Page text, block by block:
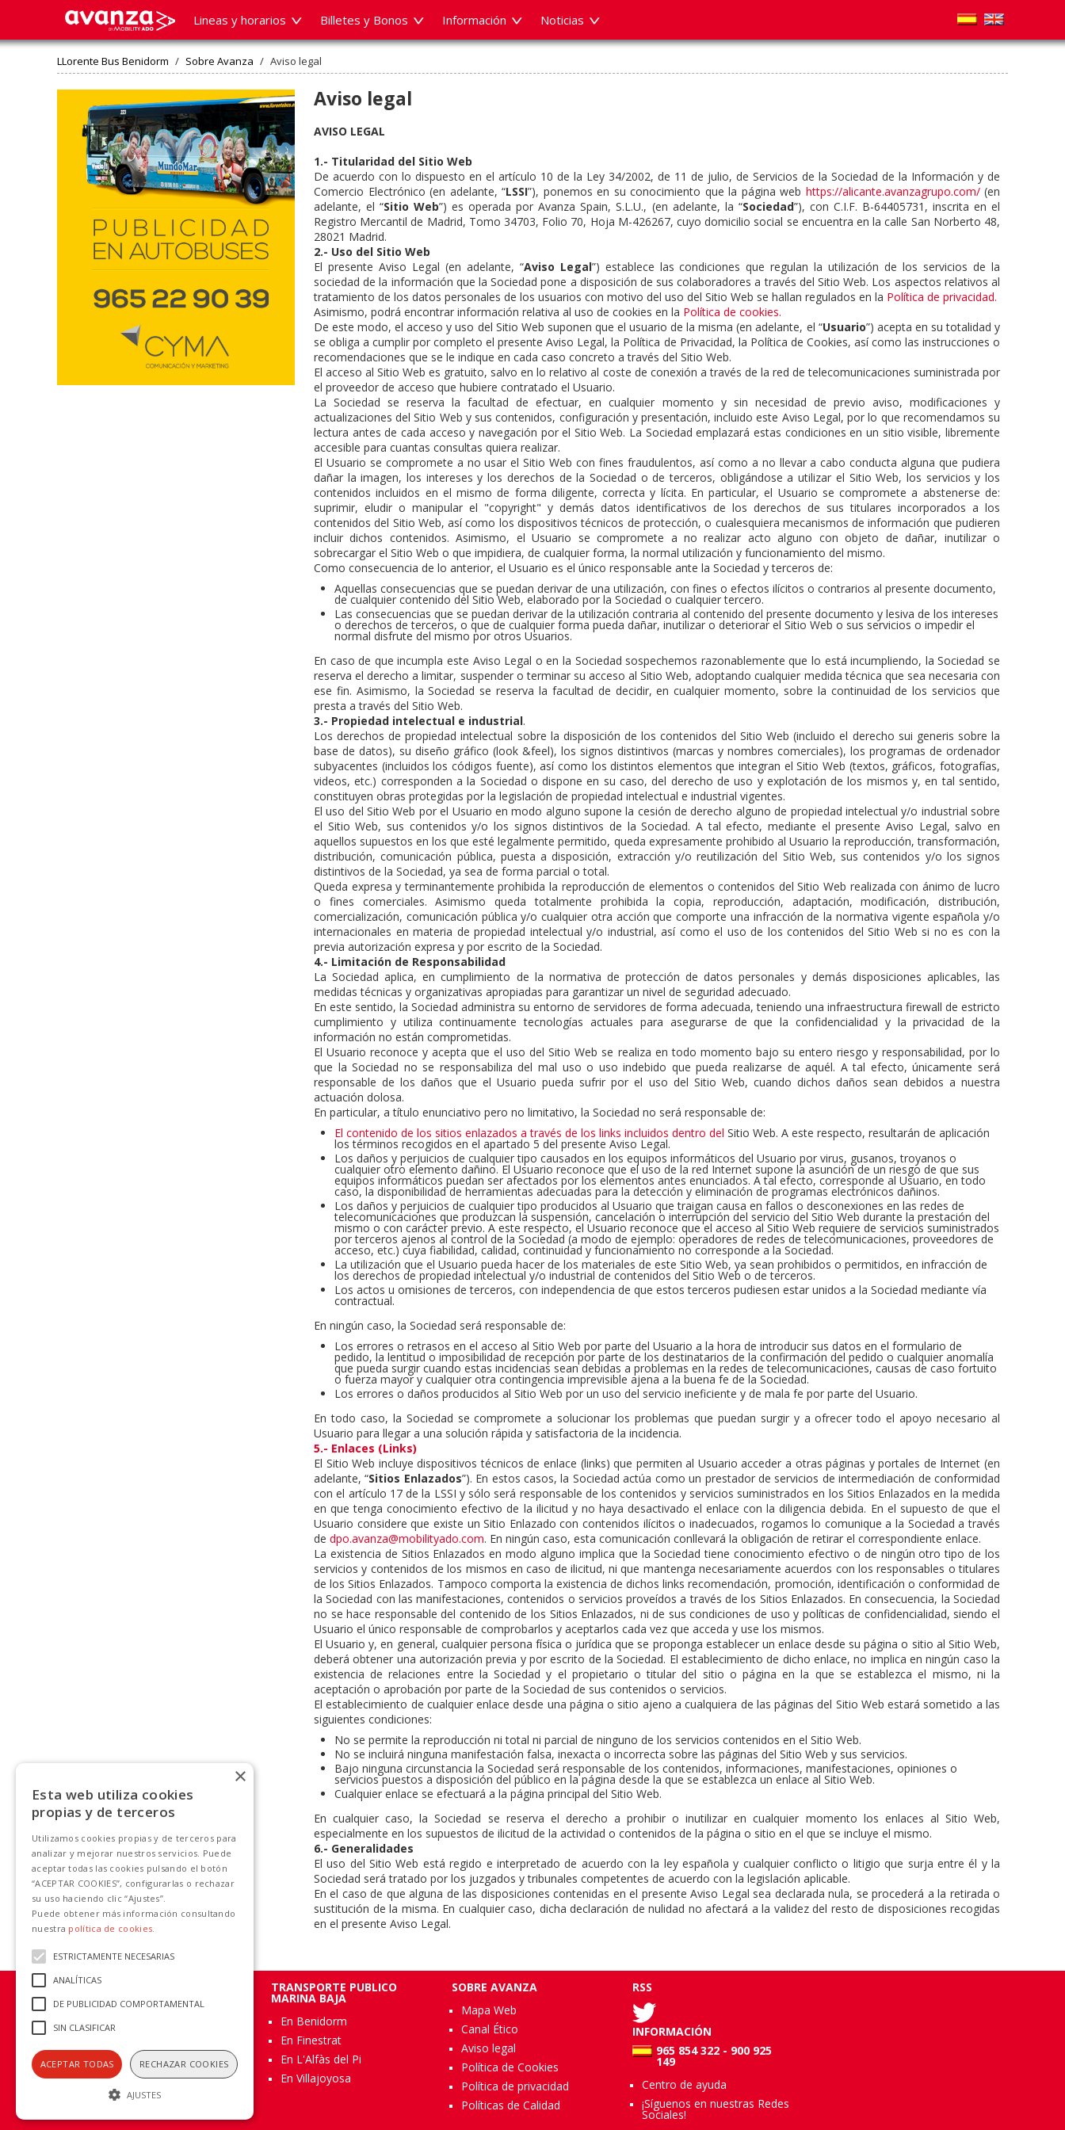
Lineas y horarios Billetes y Bonos Información Noticias
LLorente Bus Benidorm / Sobre Avanza / Aviso legal
Aviso legal
AVISO LEGAL
1.- Titularidad del Sitio Web
De acuerdo con lo dispuesto en el artículo 10 de la Ley 34/2002, de 11 de julio, de Servicios de la Sociedad de la Información y de
Comercio Electrónico (en adelante, “LSSI”), ponemos en su conocimiento que la página web https://alicante.avanzagrupo.com/(en
adelante, el “Sitio Web”) es operada por Avanza Spain, S.L.U., (en adelante, la “Sociedad”), con C.I.F. B-64405731, inscrita en el
Registro Mercantil de Madrid, Tomo 34703, Folio 70, Hoja M-426267, cuyo domicilio social se encuentra en la calle San Norberto 48,
28021 Madrid.
2.- Uso del Sitio Web
El presente Aviso Legal (en adelante, “Aviso Legal”) establece las condiciones que regulan la utilización de los servicios de la
sociedad de la información que la Sociedad pone a disposición de sus colaboradores a través del Sitio Web. Los aspectos relativos al
tratamiento de los datos personales de los usuarios con motivo del uso del Sitio Web se hallan regulados en la Política de privacidad.
Asimismo, podrá encontrar información relativa al uso de cookies en la Política de cookies.
De este modo, el acceso y uso del Sitio Web suponen que el usuario de la misma (en adelante, el “Usuario”) acepta en su totalidad y
se obliga a cumplir por completo el presente Aviso Legal, la Política de Privacidad, la Política de Cookies, así como las instrucciones o
recomendaciones que se le indique en cada caso concreto a través del Sitio Web.
El acceso al Sitio Web es gratuito, salvo en lo relativo al coste de conexión a través de la red de telecomunicaciones suministrada por
el proveedor de acceso que hubiere contratado el Usuario.
La Sociedad se reserva la facultad de efectuar, en cualquier momento y sin necesidad de previo aviso, modificaciones y
actualizaciones del Sitio Web y sus contenidos, configuración y presentación, incluido este Aviso Legal, por lo que recomendamos su
lectura antes de cada acceso y navegación por el Sitio Web. La Sociedad emplazará estas condiciones en un sitio visible, libremente
accesible para cuantas consultas quiera realizar.
El Usuario se compromete a no usar el Sitio Web con fines fraudulentos, así como a no llevar a cabo conducta alguna que pudiera
dañar la imagen, los intereses y los derechos de la Sociedad o de terceros, obligándose a utilizar el Sitio Web, los servicios y los
contenidos incluidos en el mismo de forma diligente, correcta y lícita. En particular, el Usuario se compromete a abstenerse de:
suprimir, eludir o manipular el "copyright" y demás datos identificativos de los derechos de sus titulares incorporados a los
contenidos del Sitio Web, así como los dispositivos técnicos de protección, o cualesquiera mecanismos de información que pudieren
incluir dichos contenidos. Asimismo, el Usuario se compromete a no realizar acto alguno con objeto de dañar, inutilizar o
sobrecargar el Sitio Web o que impidiera, de cualquier forma, la normal utilización y funcionamiento del mismo.
Como consecuencia de lo anterior, el Usuario es el único responsable ante la Sociedad y terceros de:
Aquellas consecuencias que se puedan derivar de una utilización, con fines o efectos ilícitos o contrarios al presente documento,
de cualquier contenido del Sitio Web, elaborado por la Sociedad o cualquier tercero.
Las consecuencias que se puedan derivar de la utilización contraria al contenido del presente documento y lesiva de los intereses
o derechos de terceros, o que de cualquier forma pueda dañar, inutilizar o deteriorar el Sitio Web o sus servicios o impedir el
normal disfrute del mismo por otros Usuarios.
En caso de que incumpla este Aviso Legal o en la Sociedad sospechemos razonablemente que lo está incumpliendo, la Sociedad se
reserva el derecho a limitar, suspender o terminar su acceso al Sitio Web, adoptando cualquier medida técnica que sea necesaria con
ese fin. Asimismo, la Sociedad se reserva la facultad de decidir, en cualquier momento, sobre la continuidad de los servicios que
presta a través del Sitio Web.
3.- Propiedad intelectual e industrial.
Los derechos de propiedad intelectual sobre la disposición de los contenidos del Sitio Web (incluido el derecho sui generis sobre la
base de datos), su diseño gráfico (look &feel), los signos distintivos (marcas y nombres comerciales), los programas de ordenador
subyacentes (incluidos los códigos fuente), así como los distintos elementos que integran el Sitio Web (textos, gráficos, fotografías,
videos, etc.) corresponden a la Sociedad o dispone en su caso, del derecho de uso y explotación de los mismos y, en tal sentido,
constituyen obras protegidas por la legislación de propiedad intelectual e industrial vigentes.
El uso del Sitio Web por el Usuario en modo alguno supone la cesión de derecho alguno de propiedad intelectual y/o industrial sobre
el Sitio Web, sus contenidos y/o los signos distintivos de la Sociedad. A tal efecto, mediante el presente Aviso Legal, salvo en
aquellos supuestos en los que esté legalmente permitido, queda expresamente prohibido al Usuario la reproducción, transformación,
distribución, comunicación pública, puesta a disposición, extracción y/o reutilización del Sitio Web, sus contenidos y/o los signos
distintivos de la Sociedad, ya sea de forma parcial o total.
Queda expresa y terminantemente prohibida la reproducción de elementos o contenidos del Sitio Web realizada con ánimo de lucro
o fines comerciales. Asimismo queda totalmente prohibida la copia, reproducción, adaptación, modificación, distribución,
comercialización, comunicación pública y/o cualquier otra acción que comporte una infracción de la normativa vigente española y/o
internacionales en materia de propiedad intelectual y/o industrial, así como el uso de los contenidos del Sitio Web si no es con la
previa autorización expresa y por escrito de la Sociedad.
4.- Limitación de Responsabilidad
La Sociedad aplica, en cumplimiento de la normativa de protección de datos personales y demás disposiciones aplicables, las
medidas técnicas y organizativas apropiadas para garantizar un nivel de seguridad adecuado.
En este sentido, la Sociedad administra su entorno de servidores de forma adecuada, teniendo una infraestructura firewall de estricto
cumplimiento y utiliza continuamente tecnologías actuales para asegurarse de que la confidencialidad y la privacidad de la
información no están comprometidas.
El Usuario reconoce y acepta que el uso del Sitio Web se realiza en todo momento bajo su entero riesgo y responsabilidad, por lo
que la Sociedad no se responsabiliza del mal uso o uso indebido que pueda realizarse de aquél. A tal efecto, únicamente será
responsable de los daños que el Usuario pueda sufrir por el uso del Sitio Web, cuando dichos daños sean debidos a nuestra
actuación dolosa.
En particular, a título enunciativo pero no limitativo, la Sociedad no será responsable de:
El contenido de los sitios enlazados a través de los links incluidos dentro del Sitio Web. A este respecto, resultarán de aplicación
los términos recogidos en el apartado 5 del presente Aviso Legal.
Los daños y perjuicios de cualquier tipo causados en los equipos informáticos del Usuario por virus, gusanos, troyanos o
cualquier otro elemento dañino. El Usuario reconoce que el uso de la red Internet supone la asunción de un riesgo de que sus
equipos informáticos puedan ser afectados por los elementos antes enunciados. A tal efecto, corresponde al Usuario, en todo
caso, la disponibilidad de herramientas adecuadas para la detección y eliminación de programas electrónicos dañinos.
Los daños y perjuicios de cualquier tipo producidos al Usuario que traigan causa en fallos o desconexiones en las redes de
telecomunicaciones que produzcan la suspensión, cancelación o interrupción del servicio del Sitio Web durante la prestación del
mismo o con carácter previo. A este respecto, el Usuario reconoce que el acceso al Sitio Web requiere de servicios suministrados
por terceros ajenos al control de la Sociedad (a modo de ejemplo: operadores de redes de telecomunicaciones, proveedores de
acceso, etc.) cuya fiabilidad, calidad, continuidad y funcionamiento no corresponde a la Sociedad.
La utilización que el Usuario pueda hacer de los materiales de este Sitio Web, ya sean prohibidos o permitidos, en infracción de
los derechos de propiedad intelectual y/o industrial de contenidos del Sitio Web o de terceros.
Los actos u omisiones de terceros, con independencia de que estos terceros pudiesen estar unidos a la Sociedad mediante vía
contractual.
En ningún caso, la Sociedad será responsable de:
Los errores o retrasos en el acceso al Sitio Web por parte del Usuario a la hora de introducir sus datos en el formulario de
pedido, la lentitud o imposibilidad de recepción por parte de los destinatarios de la confirmación del pedido o cualquier anomalía
que pueda surgir cuando estas incidencias sean debidas a problemas en la redes de telecomunicaciones, causas de caso fortuito
o fuerza mayor y cualquier otra contingencia imprevisible ajena a la buena fe de la Sociedad.
Los errores o daños producidos al Sitio Web por un uso del servicio ineficiente y de mala fe por parte del Usuario.
En todo caso, la Sociedad se compromete a solucionar los problemas que puedan surgir y a ofrecer todo el apoyo necesario al
Usuario para llegar a una solución rápida y satisfactoria de la incidencia.
5.- Enlaces (Links)
El Sitio Web incluye dispositivos técnicos de enlace (links) que permiten al Usuario acceder a otras páginas y portales de Internet (en
adelante, “Sitios Enlazados”). En estos casos, la Sociedad actúa como un prestador de servicios de intermediación de conformidad
con el artículo 17 de la LSSI y sólo será responsable de los contenidos y servicios suministrados en los Sitios Enlazados en la medida
en que tenga conocimiento efectivo de la ilicitud y no haya desactivado el enlace con la diligencia debida. En el supuesto de que el
Usuario considere que existe un Sitio Enlazado con contenidos ilícitos o inadecuados, rogamos lo comunique a la Sociedad a través
de dpo.avanza@mobilityado.com. En ningún caso, esta comunicación conllevará la obligación de retirar el correspondiente enlace.
La existencia de Sitios Enlazados en modo alguno implica que la Sociedad tiene conocimiento efectivo o de ningún otro tipo de los
servicios y contenidos de los mismos en caso de ilicitud, ni que mantenga necesariamente acuerdos con los responsables o titulares
de los Sitios Enlazados. Tampoco comporta la existencia de dichos links recomendación, promoción, identificación o conformidad de
la Sociedad con las manifestaciones, contenidos o servicios proveídos a través de los Sitios Enlazados. En consecuencia, la Sociedad
no se hace responsable del contenido de los Sitios Enlazados, ni de sus condiciones de uso y políticas de confidencialidad, siendo el
Usuario el único responsable de comprobarlos y aceptarlos cada vez que acceda y use los mismos.
El Usuario y, en general, cualquier persona física o jurídica que se proponga establecer un enlace desde su página o sitio al Sitio Web,
deberá obtener una autorización previa y por escrito de la Sociedad. El establecimiento de dicho enlace, no implica en ningún caso la
existencia de relaciones entre la Sociedad y el propietario o titular del sitio o página en la que se establezca el mismo, ni la
aceptación o aprobación por parte de la Sociedad de sus contenidos o servicios.
El establecimiento de cualquier enlace desde una página o sitio ajeno a cualquiera de las páginas del Sitio Web estará sometido a las
siguientes condiciones:
No se permite la reproducción ni total ni parcial de ninguno de los servicios contenidos en el Sitio Web.
No se incluirá ninguna manifestación falsa, inexacta o incorrecta sobre las páginas del Sitio Web y sus servicios.
Bajo ninguna circunstancia la Sociedad será responsable de los contenidos, informaciones, manifestaciones, opiniones o
servicios puestos a disposición del público en la página desde la que se establezca un enlace al Sitio Web.
Cualquier enlace se efectuará a la página principal del Sitio Web.
En cualquier caso, la Sociedad se reserva el derecho a prohibir o inutilizar en cualquier momento los enlaces al Sitio Web,
especialmente en los supuestos de ilicitud de la actividad o contenidos de la página o sitio en el que se incluye el mismo.
6.- Generalidades
El uso del Sitio Web está regido e interpretado de acuerdo con la ley española y cualquier conflicto o litigio que surja entre él y la
Sociedad será tratado por los juzgados y tribunales competentes de acuerdo con la legislación aplicable.
En el caso de que alguna de las disposiciones contenidas en el presente Aviso Legal sea declarada nula, se procederá a la retirada o
sustitución de la misma. En cualquier caso, dicha declaración de nulidad no afectará a la validez del resto de disposiciones recogidas
en el presente Aviso Legal.
Acerca de Avanza Grupo
TRANSPORTE PUBLICO
MARINA BAJA
En Benidorm
En Finestrat
En L'Alfàs del Pi
En Villajoyosa
SOBRE AVANZA
Mapa Web
Canal Ético
Aviso legal
Política de Cookies
Política de privacidad
Políticas de Calidad
RSS
INFORMACIÓN
965 854 322 - 900 925
149
Centro de ayuda
¡Síguenos en nuestras Redes
Sociales!
×
Esta web utiliza cookies
propias y de terceros
Utilizamos cookies propias y de terceros para
analizar y mejorar nuestros servicios. Puede
aceptar todas las cookies pulsando el botón
“ACEPTAR COOKIES”, configurarlas o rechazar
su uso haciendo clic “Ajustes”.
Puede obtener más información consultando
nuestra política de cookies.
ESTRICTAMENTE NECESARIAS
ANALÍTICAS
DE PUBLICIDAD COMPORTAMENTAL
SIN CLASIFICAR
ACEPTAR TODAS RECHAZAR COOKIES
AJUSTES